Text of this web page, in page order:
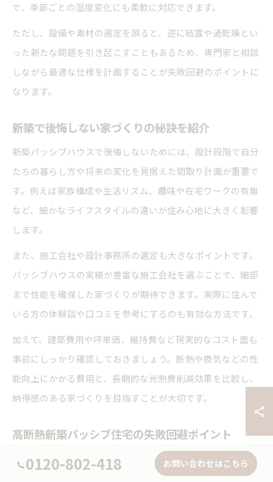
で、季節ごとの湿度変化にも柔軟に対応できます。
ただし、設備や素材の選定を誤ると、逆に結露や過乾燥とい
った新たな問題を引き起こすこともあるため、専門家と相談
しながら最適な仕様を計画することが失敗回避のポイントに
なります。
新築で後悔しない家づくりの秘訣を紹介
新築パッシブハウスで後悔しないためには、設計段階で自分
たちの暮らし方や将来の変化を見据えた間取り計画が重要で
す。例えば家族構成や生活リズム、趣味や在宅ワークの有無
など、細かなライフスタイルの違いが住み心地に大きく影響
します。
また、施工会社や設計事務所の選定も大きなポイントです。
パッシブハウスの実績が豊富な施工会社を選ぶことで、細部
まで性能を確保した家づくりが期待できます。実際に住んで
いる方の体験談や口コミを参考にするのも有効な方法です。
加えて、建築費用や坪単価、維持費など現実的なコスト面も
事前にしっかり確認しておきましょう。断熱や換気などの性
能向上にかかる費用と、長期的な光熱費削減効果を比較し、
納得感のある家づくりを目指すことが大切です。
高断熱新築パッシブ住宅の失敗回避ポイント
高断熱新築パッシブ住宅でよくある失敗例として、過度な気
密性による換気不足や、過剰な断熱材投入によるコスト増が
0120-802-418 お問い合わせはこちら